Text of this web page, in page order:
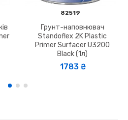
82519
Грунт-наповнювач
Standoflex 2K Plastic
Primer Surfacer U3200
Black (1л)
1783 ₴